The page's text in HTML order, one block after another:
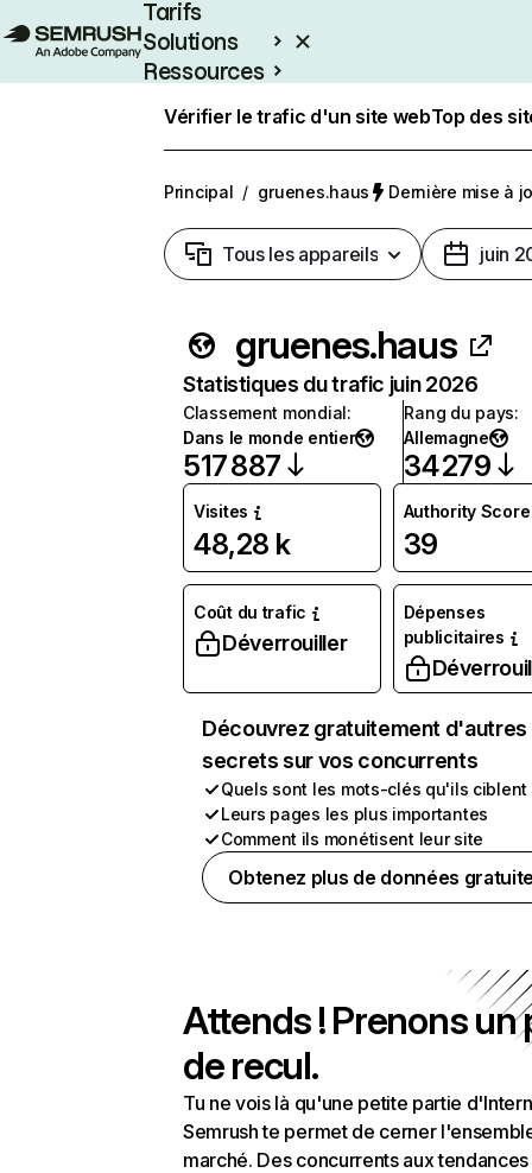
Tarifs
Solutions
Ressources
Vérifier le trafic d'un site webTop des
Principal / gruenes.haus Dernière mise à
Tous les appareils juin
gruenes.haus
Statistiques du trafic juin 2026
Classement mondial:
Dans le monde entier
517 887
Rang du pays:
Allemagne
34 279
Visites
48,28 k
Authority Score
39
Coût du trafic
Déverrouiller
Dépenses
publicitaires
Découvrez gratuitement d'autres
secrets sur vos concurrents
Quels sont les mots-clés qu'ils ciblent
Leurs pages les plus importantes
Comment ils monétisent leur site
Obtenez plus de données
Attends ! Prenons un
de recul.
Tu ne vois là qu'une petite partie
Semrush te permet de cerner
marché. Des concurrents aux